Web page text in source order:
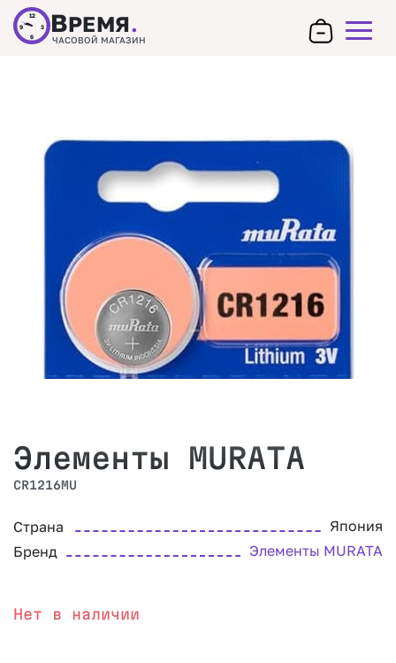
12
3
6
9 ВРЕМЯ.
ЧАСОВОЙ МАГАЗИН
Элементы MURATA
CR1216MU
Страна
Япония
Бренд
Элементы MURATA
Нет в наличии